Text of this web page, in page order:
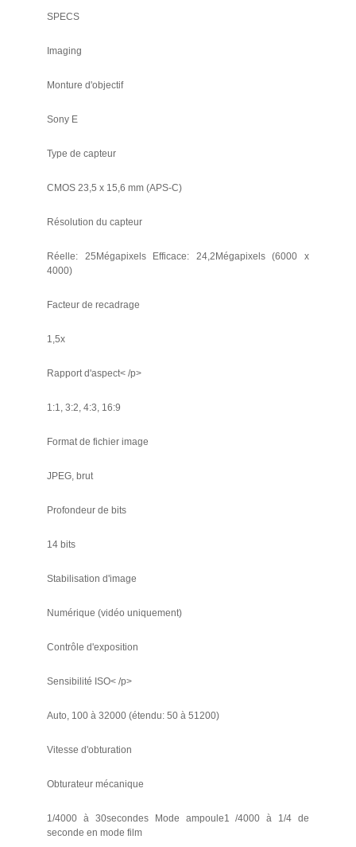
SPECS
Imaging
Monture d'objectif
Sony E
Type de capteur
CMOS 23,5 x 15,6 mm (APS-C)
Résolution du capteur
Réelle: 25Mégapixels Efficace: 24,2Mégapixels (6000 x
4000)
Facteur de recadrage
1,5x
Rapport d'aspect< /p>
1:1, 3:2, 4:3, 16:9
Format de fichier image
JPEG, brut
Profondeur de bits
14 bits
Stabilisation d'image
Numérique (vidéo uniquement)
Contrôle d'exposition
Sensibilité ISO< /p>
Auto, 100 à 32000 (étendu: 50 à 51200)
Vitesse d'obturation
Obturateur mécanique
1/4000 à 30secondes Mode ampoule1 /4000 à 1/4 de
seconde en mode film